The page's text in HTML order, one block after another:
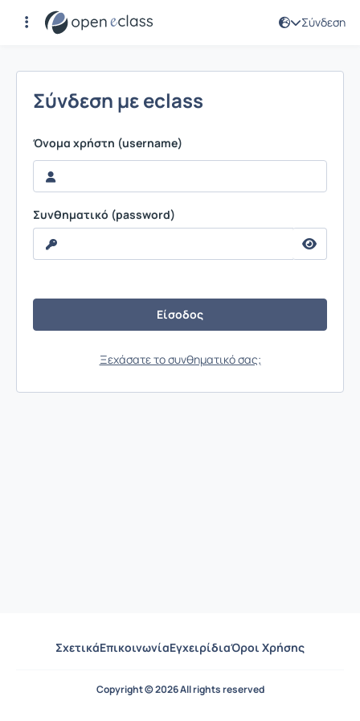
Σύνδεση
Σύνδεση
Σύνδεση με eclass
Όνομα χρήστη (username)
Συνθηματικό (password)
Ξεχάσατε το συνθηματικό σας;
ΣχετικάΕπικοινωνίαΕγχειρίδιαΌροι Χρήσης
Copyright © 2026 All rights reserved